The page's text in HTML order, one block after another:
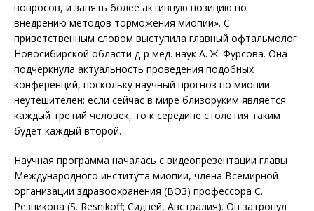
вопросов, и занять более активную позицию по
внедрению методов торможения миопии». С
приветственным словом выступила главный офтальмолог
Новосибирской области д-р мед. наук А. Ж. Фурсова. Она
подчеркнула актуальность проведения подобных
конференций, поскольку научный прогноз по миопии
неутешителен: если сейчас в мире близоруким является
каждый третий человек, то к середине столетия таким
будет каждый второй.
Научная программа началась с видеопрезентации главы
Международного института миопии, члена Всемирной
организации здравоохранения (ВОЗ) профессора С.
Резникова (S. Resnikoff; Сидней, Австралия). Он затронул